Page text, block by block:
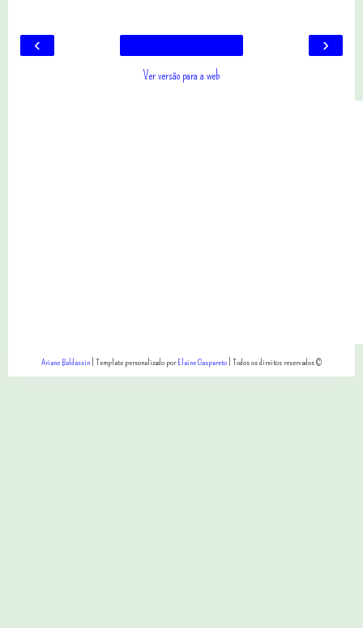
‹ ›
Ver versão para a web
Ariane Baldassin| Template personalizado porElaine Gaspareto| Todos os direitos reservados ©